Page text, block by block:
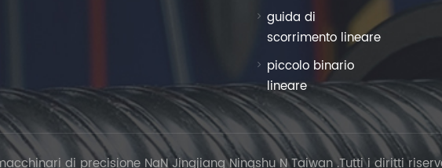
guida di
scorrimento lineare
piccolo binario
lineare
di precisione NaN Jingjiang Ningshu N Taiwan .Tutti i diritti